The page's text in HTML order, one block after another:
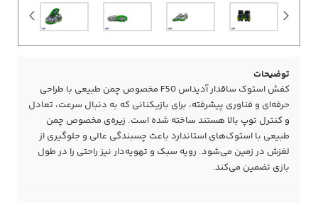
توضیحات
کفش استوک ساقدار آدیداس F50 مخصوص چمن طبیعی با طراحی
حرفه‌ای و فناوری پیشرفته، برای بازیکنانی که به دنبال سرعت، تعادل
و کنترل توپ بالا هستند ساخته شده است. زیره‌ی مخصوص چمن
طبیعی با استوک‌های استاندارد باعث چسبندگی عالی و جلوگیری از
لغزش در زمین می‌شود. رویه سبک و تهویه‌دار نیز راحتی را در طول
بازی تضمین می‌کند.